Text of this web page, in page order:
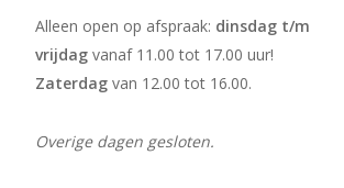
Alleen open op afspraak: dinsdag t/m
vrijdag vanaf 11.00 tot 17.00 uur!
Zaterdag van 12.00 tot 16.00.
Overige dagen gesloten.